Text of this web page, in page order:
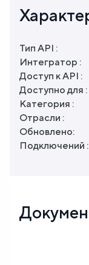
Тип API :
Интегратор :
Доступ к API :
Доступно для :
Категория :
Отрасли :
Обновлено:
Подключений :